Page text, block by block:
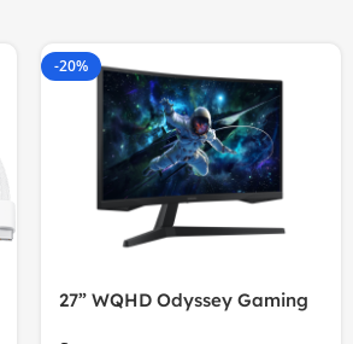
-20%
27” WQHD Odyssey Gaming